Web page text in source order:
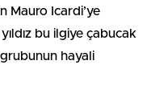
Mauro Icardi’ye
bu ilgiye çabucak
hayali